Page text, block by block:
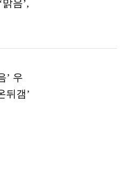
음’,
’ 우
뒤갬’